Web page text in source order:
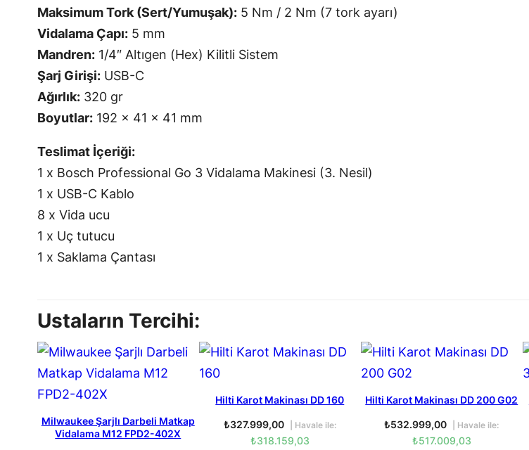
Maksimum Tork (Sert/Yumuşak):5 Nm / 2 Nm (7 tork ayarı)
Vidalama Çapı:5 mm
Mandren:1/4″ Altıgen (Hex) Kilitli Sistem
Şarj Girişi:USB-C
Ağırlık:320 gr
Boyutlar:192 x 41 x 41 mm
Teslimat İçeriği:
1 x Bosch Professional Go 3 Vidalama Makinesi (3. Nesil)
1 x USB-C Kablo
8 x Vida ucu
1 x Uç tutucu
1 x Saklama Çantası
Ustaların Tercihi:
Milwaukee Şarjlı Darbeli Matkap
Vidalama M12 FPD2-402X
Hilti Karot Makinası DD 160
₺327.999,00 | Havale ile:
₺318.159,03
Hilti Karot Makinası DD 200 G02
₺532.999,00 | Havale ile:
₺517.009,03